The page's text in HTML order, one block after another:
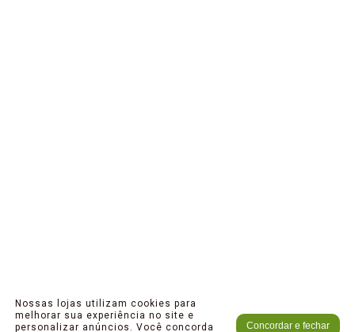
Nossas lojas utilizam cookies para
melhorar sua experiência no site e
personalizar anúncios. Você concorda
Concordar e fechar